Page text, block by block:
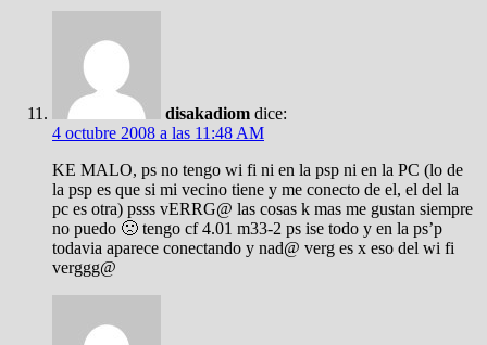
disakadiom dice:
4 octubre 2008 a las 11:48 AM
KE MALO, ps no tengo wi fi ni en la psp ni en la PC (lo de
la psp es que si mi vecino tiene y me conecto de el, el del la
pc es otra) psss vERRG@ las cosas k mas me gustan siempre
no puedo 🙁 tengo cf 4.01 m33-2 ps ise todo y en la ps’p
todavia aparece conectando y nad@ verg es x eso del wi fi
verggg@